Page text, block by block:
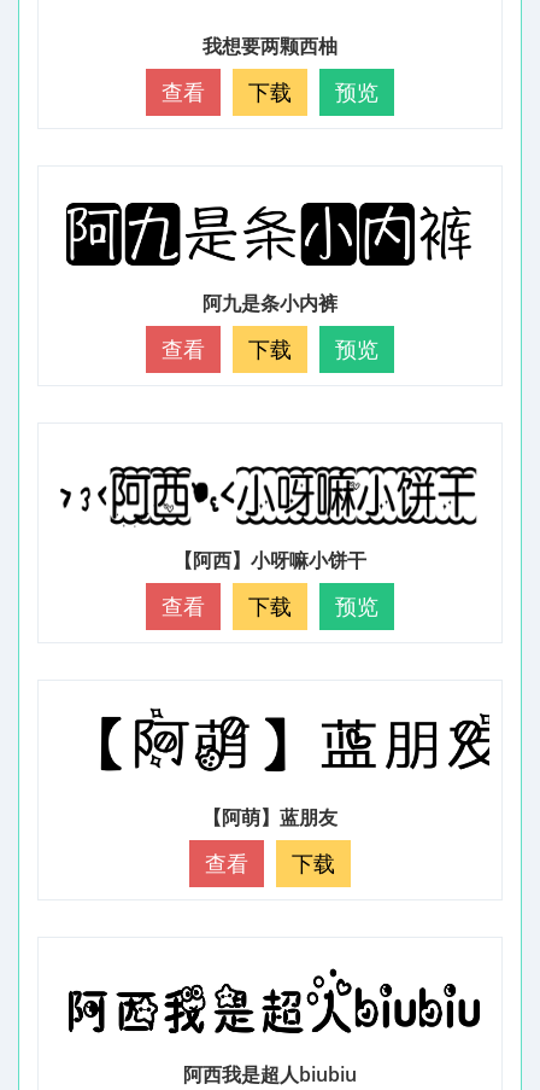
我想要两颗西柚
查看 下载 预览
阿九是条小内裤
查看 下载 预览
【阿西】小呀嘛小饼干
查看 下载 预览
【阿萌】蓝朋友
查看 下载
阿西我是超人biubiu